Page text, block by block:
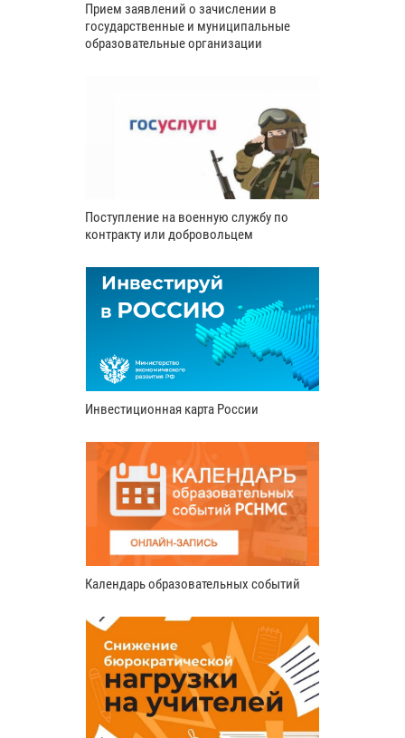
Прием заявлений о зачислении в
государственные и муниципальные
образовательные организации
Поступление на военную службу по
контракту или добровольцем
Инвестиционная карта России
Календарь образовательных событий